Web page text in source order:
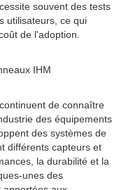
souvent des tests
utilisateurs, ce qui
de l'adoption.
IHM
de connaître
des équipements
des systèmes de
différents capteurs et
la durabilité et la
unes des